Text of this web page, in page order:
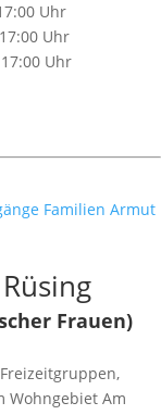
Uhr
Uhr
Uhr
Familien Armut
Frauen)
Wohngebiet Am